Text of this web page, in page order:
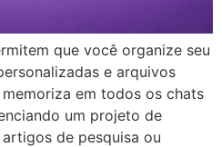
que você organize seu
e arquivos
em todos os chats
um projeto de
de pesquisa ou